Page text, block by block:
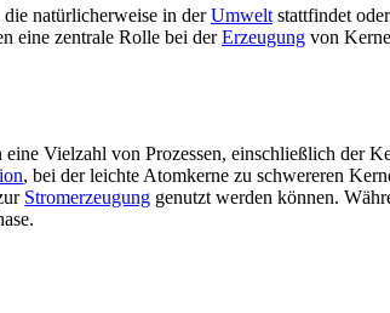
natürlicherweise in derUmwelt stattfindet
eine zentrale Rolle bei derErzeugung von
eine Vielzahl von Prozessen, einschließlich der
, bei der leichte Atomkerne zu schwereren
Stromerzeugung genutzt werden können.